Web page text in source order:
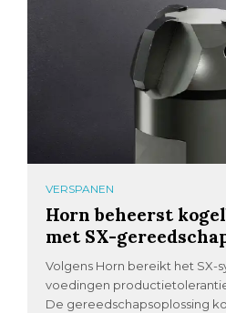
VERSPANEN
Horn beheerst
met SX-
Volgens Horn bereikt het SX-
voedingen
De gereedschapsoplossing